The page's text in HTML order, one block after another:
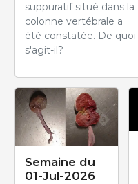
suppuratif situé dans la
colonne vertébrale a
été constatée. De quoi
s'agit-il?
Semaine du
01-Jul-2026